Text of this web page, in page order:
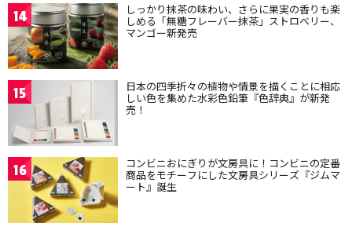
14 しっかり抹茶の味わい、さらに果実の香りも楽
しめる「無糖フレーバー抹茶」ストロベリー、
マンゴー新発売
15 日本の四季折々の植物や情景を描くことに相応
しい色を集めた水彩色鉛筆『色辞典』が新発
売！
16 コンビニおにぎりが文房具に！コンビニの定番
商品をモチーフにした文房具シリーズ『ジムマ
ート』誕生